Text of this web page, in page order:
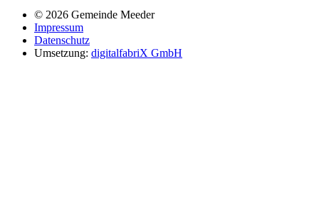
© 2026 Gemeinde Meeder
Impressum
Datenschutz
Umsetzung: digitalfabriX GmbH